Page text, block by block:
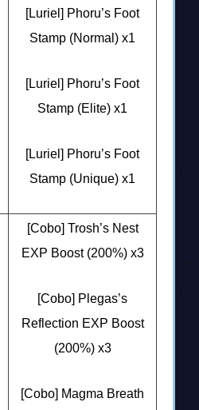
[Luriel] Phoru’s Foot
Stamp (Normal) x1
[Luriel] Phoru’s Foot
Stamp (Elite) x1
[Luriel] Phoru’s Foot
Stamp (Unique) x1
[Cobo] Trosh’s Nest
EXP Boost (200%) x3
[Cobo] Plegas’s
Reflection EXP Boost
(200%) x3
[Cobo] Magma Breath